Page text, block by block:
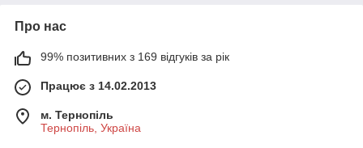
Про нас
99% позитивних з 169 відгуків за рік
Працює з 14.02.2013
м. Тернопіль
Тернопіль, Україна